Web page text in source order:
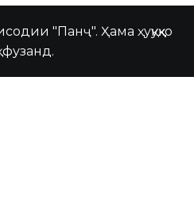
"Панҷ". Ҳама ҳуқуқҳо